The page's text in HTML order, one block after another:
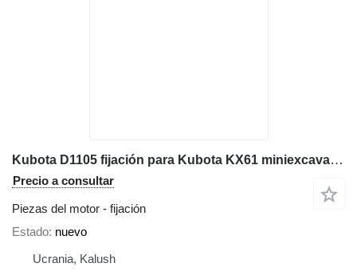
Kubota D1105 fijación para Kubota KX61 miniexcavadora
Precio a consultar
Piezas del motor - fijación
Estado nuevo
Ucrania, Kalush